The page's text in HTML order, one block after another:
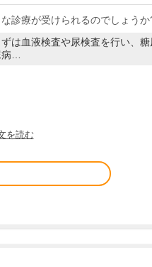
診療が受けられるのでしょうか
は血液検査や尿検査を行い、糖
病…
を読む